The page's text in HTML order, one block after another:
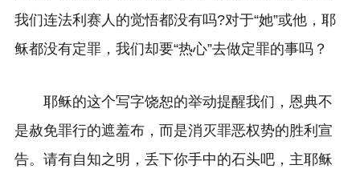
我们连法利赛人的觉悟都没有吗?对于“她”或他，耶
稣都没有定罪，我们却要“热心”去做定罪的事吗？
耶稣的这个写字饶恕的举动提醒我们，恩典不
是赦免罪行的遮羞布，而是消灭罪恶权势的胜利宣
告。请有自知之明，丢下你手中的石头吧，主耶稣